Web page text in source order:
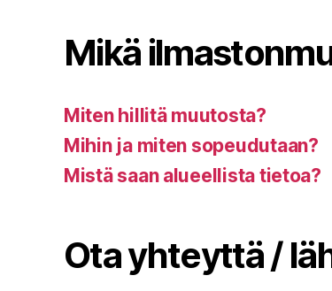
Mikä
Miten hillitä muutosta?
Mihin ja miten sopeudutaan?
Mistä saan alueellista tietoa?
Ota yhteyttä /